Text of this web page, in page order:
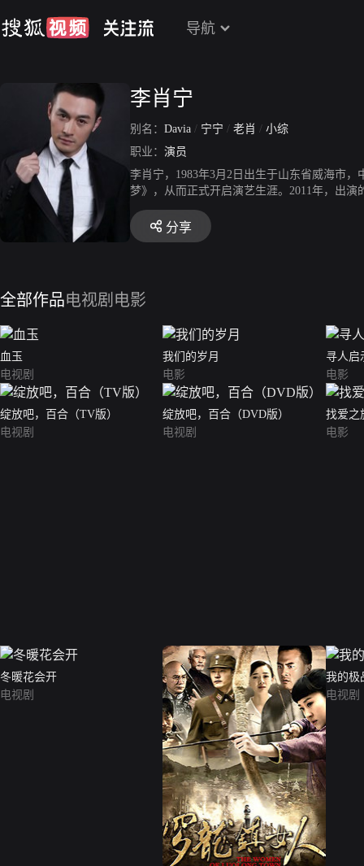
导航
李肖宁
别名： Davia / 宁宁 / 老肖 / 小综
职业： 演员
李肖宁，1983年3月2日出生于山东省威海市
梦》，从而正式开启演艺生涯。2011年，出
一角获得观众关注。2017年，出演的古装武
观众戏称为“大眼皇帝”。2018年，参演的电
出演的古装历史剧《大秦赋》播出。2021年
分享
全部作品电视剧 电影
血玉
电视剧
我们的岁月
电影
寻人启
电影
绽放吧，百合（TV版）
电视剧
绽放吧，百合（DVD版）
电视剧
找爱之
电影
冬暖花会开
电视剧
我的极
电视剧